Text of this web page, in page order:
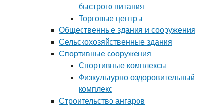
быстрого питания
Торговые центры
Общественные здания и сооружения
Сельскохозяйственные здания
Спортивные сооружения
Спортивные комплексы
Физкультурно оздоровительный
комплекс
Строительство ангаров